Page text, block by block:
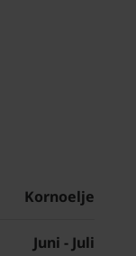
Kornoelje
Juni - Juli